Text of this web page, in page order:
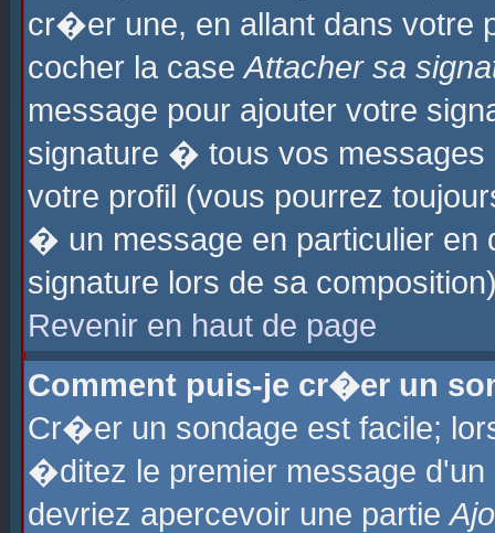
cr�er une, en allant dans
cocher la caseAttacher sa
message pour ajouter votre
signature � tous vos
votre profil (vous pourrez
� un message en particulier
signature lors de sa
Revenir en haut de page
Comment puis-je cr�er un
Cr�er un sondage est facile;
�ditez le premier message
devriez apercevoir une partie